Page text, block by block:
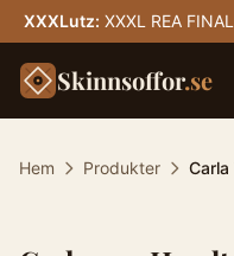
XXXLutz: XXXL REA
Skinnsoffor.se
Hem Produkter